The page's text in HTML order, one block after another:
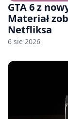
GTA 6 z
Materiał
Netfliksa
6 sie 2026